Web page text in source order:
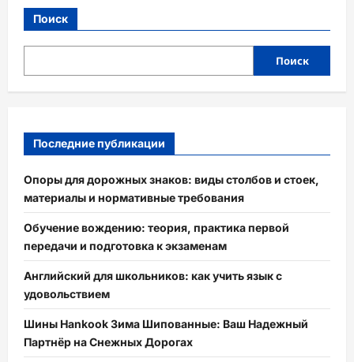
Поиск
Поиск
Последние публикации
Опоры для дорожных знаков: виды столбов и стоек,
материалы и нормативные требования
Обучение вождению: теория, практика первой
передачи и подготовка к экзаменам
Английский для школьников: как учить язык с
удовольствием
Шины Hankook Зима Шипованные: Ваш Надежный
Партнёр на Снежных Дорогах